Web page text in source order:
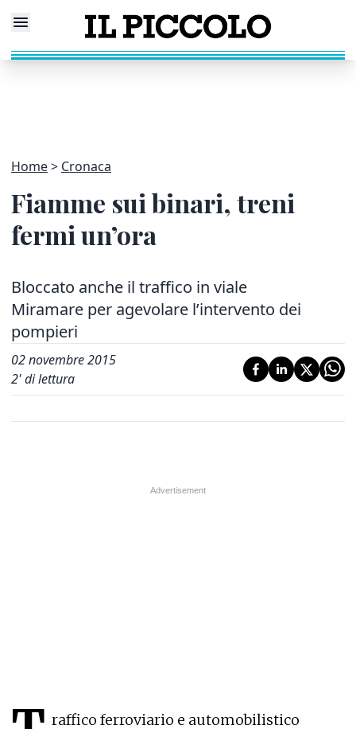
Home Cronaca
Fiamme sui binari, treni
fermi un’ora
Bloccato anche il traffico in viale
Miramare per agevolare l’intervento dei
pompieri
02 novembre 2015
2' di lettura
raffico ferroviario e automobilistico